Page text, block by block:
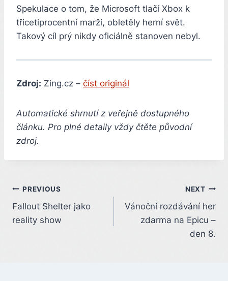
Spekulace o tom, že Microsoft tlačí Xbox k
třicetiprocentní marži, obletěly herní svět.
Takový cíl prý nikdy oficiálně stanoven nebyl.
Zdroj: Zing.cz – číst originál
Automatické shrnutí z veřejně dostupného
článku. Pro plné detaily vždy čtěte původní
zdroj.
Post
navigation
PREVIOUS
Fallout Shelter jako
reality show
NEXT
Vánoční rozdávání her
zdarma na Epicu –
den 8.